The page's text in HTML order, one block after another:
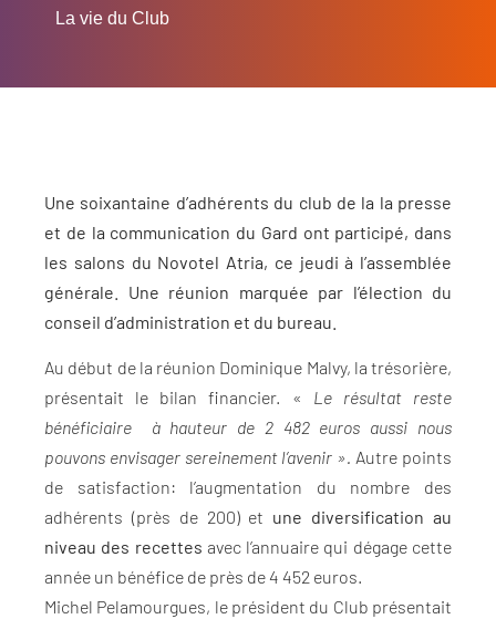
La vie du Club
Une soixantaine d’adhérents du club de la la presse
et de la communication du Gard ont participé, dans
les salons du Novotel Atria, ce jeudi à l’assemblée
générale. Une réunion marquée par l’élection du
conseil d’administration et du bureau.
Au début de la réunion Dominique Malvy, la trésorière,
présentait le bilan financier. « Le résultat reste
bénéficiaire à hauteur de 2 482 euros aussi nous
pouvons envisager sereinement l’avenir ». Autre points
de satisfaction: l’augmentation du nombre des
adhérents (près de 200) et une diversification au
niveau des recettes avec l’annuaire qui dégage cette
année un bénéfice de près de 4 452 euros.
Michel Pelamourgues, le président du Club présentait